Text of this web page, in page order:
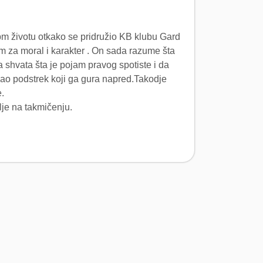
životu otkako se pridružio KB klubu Gard
za moral i karakter . On sada razume šta
šta je pojam pravog spotiste i da
podstrek koji ga gura napred.Takodje
na takmičenju.